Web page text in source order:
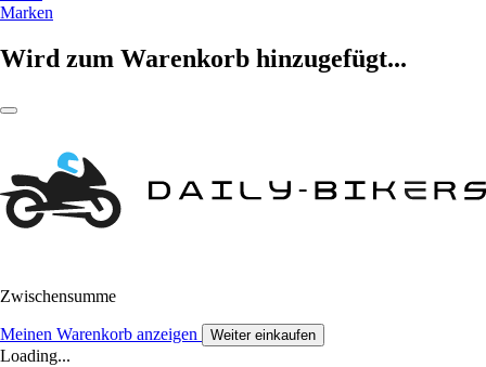
Marken
Wird zum Warenkorb hinzugefügt...
Zwischensumme
Meinen Warenkorb anzeigen Weiter einkaufen
Loading...